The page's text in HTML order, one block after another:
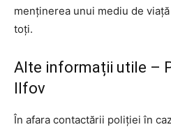
menținerea unui mediu de
toți.
Alte informații utile –
Ilfov
În afara contactării poliției în